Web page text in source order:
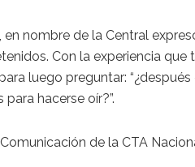
en nombre de la Central
Con la experiencia
luego preguntar:
hacerse oír?”.
de la CTA